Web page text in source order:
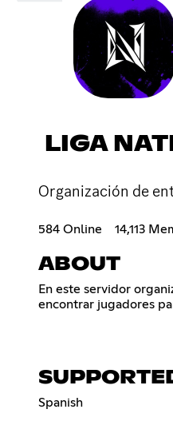
LIGA
Organización de
584 Online 14,113
ABOUT
En este servidor
encontrar jugadores
Spanish